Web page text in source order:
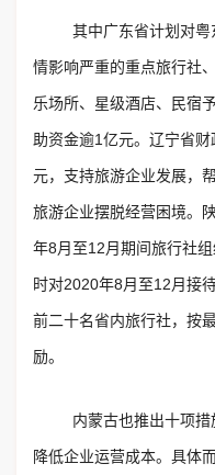
其中广东省计划对
情影响严重的重点旅行社
乐场所、星级酒店、民宿
助资金逾1亿元。辽宁省
元，支持旅游企业发展，
旅游企业摆脱经营困境。
年8月至12月期间旅行社
时对2020年8月至12月接
前二十名省内旅行社，按
励。
内蒙古也推出十项
降低企业运营成本。具体